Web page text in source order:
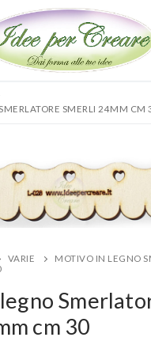
SMERLI 24MM CM
VARIE
MOTIVO IN LEGNO
cm 30